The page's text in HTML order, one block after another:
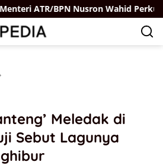
ATR/BPN Nusron Wahid Perkuat
Meledak di
Sebut Lagunya